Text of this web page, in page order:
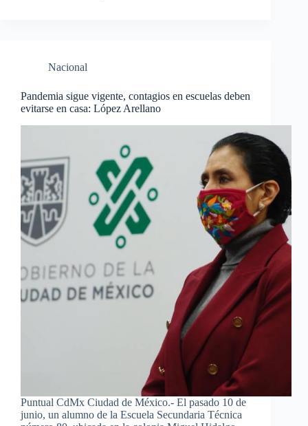
Nacional
Pandemia sigue vigente, contagios en escuelas deben
evitarse en casa: López Arellano
Puntual CdMx Ciudad de México.- El pasado 10 de
junio, un alumno de la Escuela Secundaria Técnica